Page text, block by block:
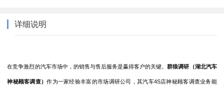
详细说明
在竞争激烈的汽车市场中，的销售与售后服务是赢得客户的关键。群狼调研 （湖北汽车
神秘顾客调查）作为一家经验丰富的市场调研公司，其汽车4S店神秘顾客调查业务能